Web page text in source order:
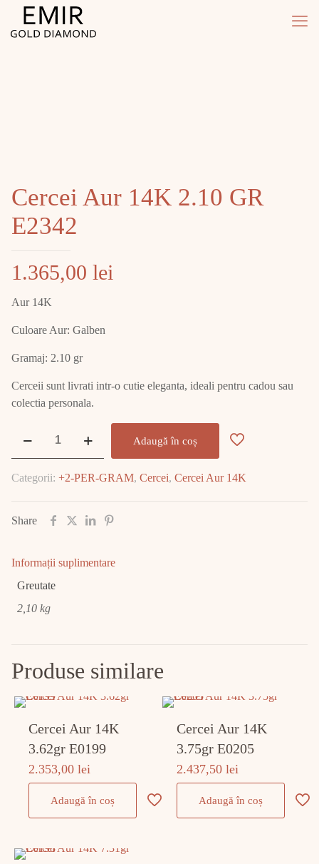
Cercei Aur 14K 2.10 GR
E2342
1.365,00 lei
Aur 14K
Culoare Aur: Galben
Gramaj: 2.10 gr
Cerceii sunt livrati intr-o cutie eleganta, ideali pentru cadou sau
colectia personala.
14K
GR
Adaugă în coș
Categorii: +2-PER-GRAM, Cercei, Cercei Aur 14K
Share
Informații suplimentare
Greutate
2,10 kg
Produse similare
Cercei Aur 14K
3.62gr E0199
2.353,00lei
Adaugă în coș
Cercei Aur 14K
3.75gr E0205
2.437,50lei
Adaugă în coș